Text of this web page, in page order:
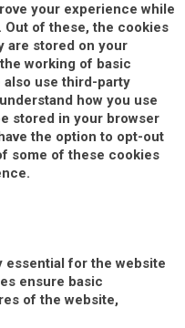
your experience while
Out of these, the cookies
are stored on your
working of basic
use third-party
how you use
stored in your browser
the option to opt-out
some of these cookies
essential for the website
ensure basic
of the website,